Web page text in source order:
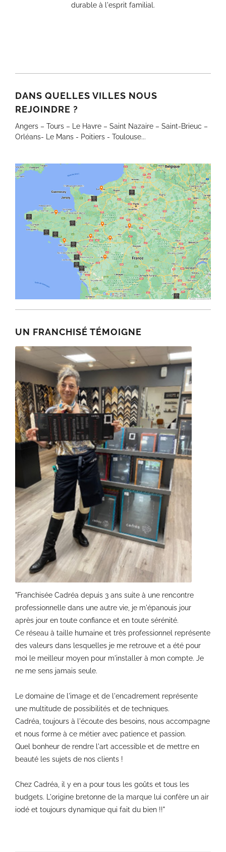
durable à l'esprit familial.
DANS QUELLES VILLES NOUS
REJOINDRE ?
Angers – Tours – Le Havre – Saint Nazaire – Saint-Brieuc –
Orléans- Le Mans - Poitiers - Toulouse...
UN FRANCHISÉ TÉMOIGNE
"Franchisée Cadréa depuis 3 ans suite à une rencontre
professionnelle dans une autre vie, je m'épanouis jour
après jour en toute confiance et en toute sérénité.
Ce réseau à taille humaine et très professionnel représente
des valeurs dans lesquelles je me retrouve et a été pour
moi le meilleur moyen pour m'installer à mon compte. Je
ne me sens jamais seule.
Le domaine de l'image et de l'encadrement représente
une multitude de possibilités et de techniques.
Cadréa, toujours à l'écoute des besoins, nous accompagne
et nous forme à ce métier avec patience et passion.
Quel bonheur de rendre l'art accessible et de mettre en
beauté les sujets de nos clients !
Chez Cadréa, il y en a pour tous les goûts et tous les
budgets. L'origine bretonne de la marque lui confère un air
iodé et toujours dynamique qui fait du bien !!"